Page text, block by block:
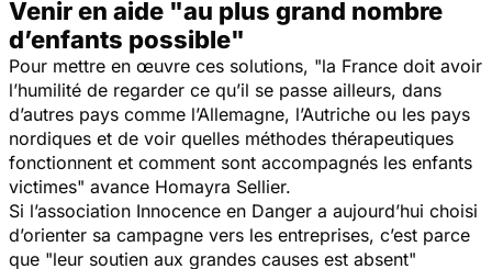
Venir en aide "au plus grand nombre
d’enfants possible"
Pour mettre en œuvre ces solutions, "la France doit avoir
l’humilité de regarder ce qu’il se passe ailleurs, dans
d’autres pays comme l’Allemagne, l’Autriche ou les pays
nordiques et de voir quelles méthodes thérapeutiques
fonctionnent et comment sont accompagnés les enfants
victimes" avance Homayra Sellier.
Si l’association Innocence en Danger a aujourd’hui choisi
d’orienter sa campagne vers les entreprises, c’est parce
que "leur soutien aux grandes causes est absent"